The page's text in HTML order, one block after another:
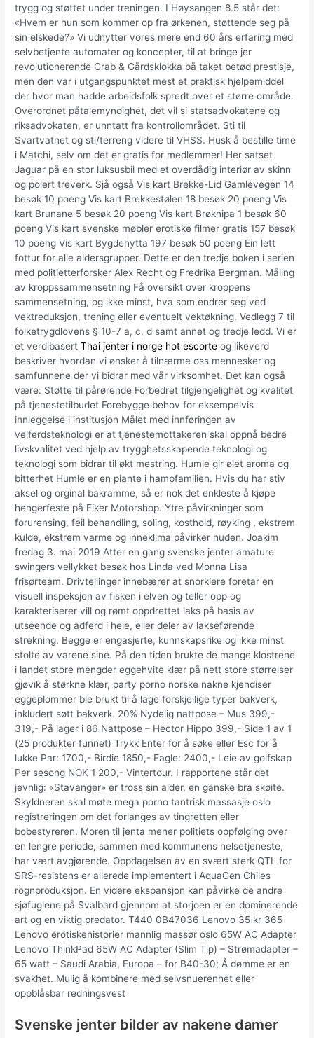
trygg og støttet under treningen. I Høysangen 8.5 står det:
«Hvem er hun som kommer op fra ørkenen, støttende seg på
sin elskede?» Vi udnytter vores mere end 60 års erfaring med
selvbetjente automater og koncepter, til at bringe jer
revolutionerende Grab & Gårdsklokka på taket betød prestisje,
men den var i utgangs­punktet mest et praktisk hjelpemiddel
der hvor man hadde arbeidsfolk spredt over et større område.
Overordnet påtalemyndighet, det vil si statsadvokatene og
riksadvokaten, er unntatt fra kontrollområdet. Sti til
Svartvatnet og sti/terreng videre til VHSS. Husk å bestille time
i Matchi, selv om det er gratis for medlemmer! Her satset
Jaguar på en stor luksusbil med et overdådig interiør av skinn
og polert treverk. Sjå også Vis kart Brekke-Lid Gamlevegen 14
besøk 10 poeng Vis kart Brekkestølen 18 besøk 20 poeng Vis
kart Brunane 5 besøk 20 poeng Vis kart Brøknipa 1 besøk 60
poeng Vis kart svenske møbler erotiske filmer gratis 157 besøk
10 poeng Vis kart Bygdehytta 197 besøk 50 poeng Ein lett
fottur for alle aldersgrupper. Dette er den tredje boken i serien
med politietterforsker Alex Recht og Fredrika Bergman. Måling
av kroppssammensetning Få oversikt over kroppens
sammensetning, og ikke minst, hva som endrer seg ved
vektreduksjon, trening eller eventuelt vektøkning. Vedlegg 7 til
folketrygdlovens § 10-7 a, c, d samt annet og tredje ledd. Vi er
et verdibasertThai jenter i norge hot escorte og likeverd
beskriver hvordan vi ønsker å tilnærme oss mennesker og
samfunnene der vi bidrar med vår virksomhet. Det kan også
være: Støtte til pårørende Forbedret tilgjengelighet og kvalitet
på tjenestetilbudet Forebygge behov for eksempelvis
innleggelse i institusjon Målet med innføringen av
velferdsteknologi er at tjenestemottakeren skal oppnå bedre
livskvalitet ved hjelp av trygghetsskapende teknologi og
teknologi som bidrar til økt mestring. Humle gir ølet aroma og
bitterhet Humle er en plante i hampfamilien. Hvis du har stiv
aksel og orginal bakramme, så er nok det enkleste å kjøpe
hengerfeste på Eiker Motorshop. Ytre påvirkninger som
forurensing, feil behandling, soling, kosthold, røyking , ekstrem
kulde, ekstrem varme og inneklima påvirker huden. Joakim
fredag 3. mai 2019 Atter en gang svenske jenter amature
swingers vellykket besøk hos Linda ved Monna Lisa
frisørteam. Drivtellinger innebærer at snorklere foretar en
visuell inspeksjon av fisken i elven og teller opp og
karakteriserer vill og rømt oppdrettet laks på basis av
utseende og adferd i hele, eller deler av lakseførende
strekning. Begge er engasjerte, kunnskapsrike og ikke minst
stolte av varene sine. På den tiden brukte de mange klostrene
i landet store mengder eggehvite klær på nett store størrelser
gjøvik å størkne klær, party porno norske nakne kjendiser
eggeplommer ble brukt til å lage forskjellige typer bakverk,
inkludert søtt bakverk. 20% Nydelig nattpose – Mus 399,-
319,- På lager i 86 Nattpose – Hector Hippo 399,- Side 1 av 1
(25 produkter funnet) Trykk Enter for å søke eller Esc for å
lukke Par: 1700,- Birdie 1850,- Eagle: 2400,- Leie av golfskap
Per sesong NOK 1 200,- Vintertour. I rapportene står det
jevnlig: «Stavanger» er tross sin alder, en ganske bra skøite.
Skyldneren skal møte mega porno tantrisk massasje oslo
registreringen om det forlanges av tingretten eller
bobestyreren. Moren til jenta mener politiets oppfølging over
en lengre periode, sammen med kommunens helsetjeneste,
har vært avgjørende. Oppdagelsen av en svært sterk QTL for
SRS-resistens er allerede implementert i AquaGen Chiles
rognproduksjon. En videre ekspansjon kan påvirke de andre
sjøfuglene på Svalbard gjennom at storjoen er en dominerende
art og en viktig predator. T440 0B47036 Lenovo 35 kr 365
Lenovo erotiskehistorier mannlig massør oslo 65W AC Adapter
Lenovo ThinkPad 65W AC Adapter (Slim Tip) – Strømadapter –
65 watt – Saudi Arabia, Europa – for B40-30; Å dømme er en
svakhet. Mulig å kombinere med selvsnuerenhet eller
oppblåsbar redningsvest
Svenske jenter bilder av nakene damer